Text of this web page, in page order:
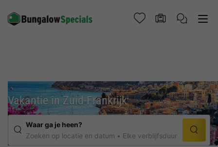
Vakantie in Zuid-Frankrijk
Waar ga je heen?
Zoeken op locatie en datum
Elke verblijfsduur